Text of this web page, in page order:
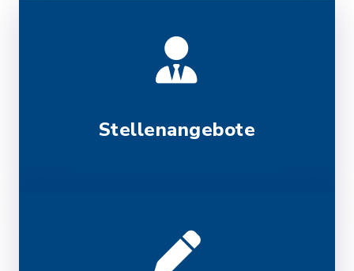
Stellenangebote